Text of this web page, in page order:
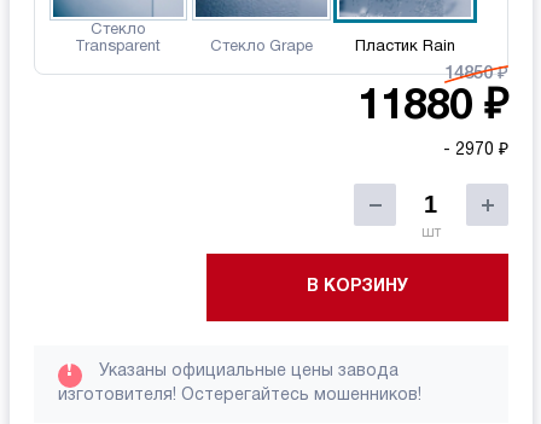
Стекло
Transparent
Стекло Grape Пластик Rain
14850 ₽
11880 ₽
- 2970 ₽
шт
В КОРЗИНУ
!
Указаны официальные цены завода
изготовителя! Остерегайтесь мошенников!